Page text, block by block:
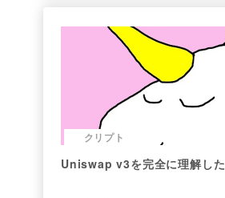
クリプト
Uniswap v3を完全に理解した